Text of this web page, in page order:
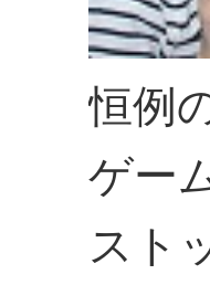
恒例
ゲー
スト